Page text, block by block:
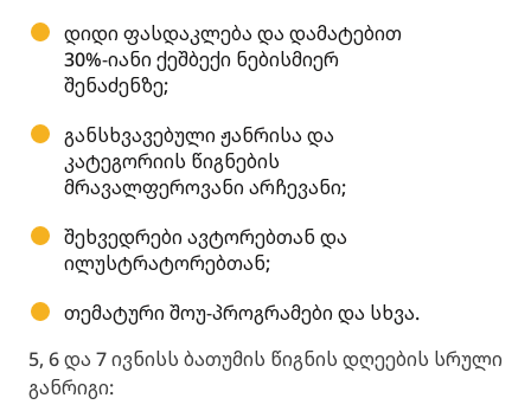
დიდი ფასდაკლება და დამატებით
30%-იანი ქეშბექი ნებისმიერ
შენაძენზე;
განსხვავებული ჟანრისა და
კატეგორიის წიგნების
მრავალფეროვანი არჩევანი;
შეხვედრები ავტორებთან და
ილუსტრატორებთან;
თემატური შოუ-პროგრამები და სხვა.
5, 6 და 7 ივნისს ბათუმის წიგნის დღეების სრული
განრიგი: